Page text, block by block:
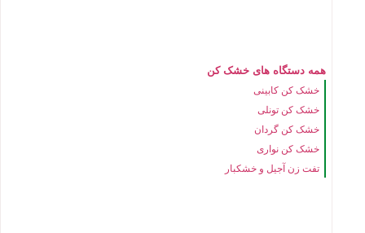
همه دستگاه های خشک کن
خشک کن کابینی
خشک کن تونلی
خشک کن گردان
خشک کن نواری
تفت زن آجیل و خشکبار